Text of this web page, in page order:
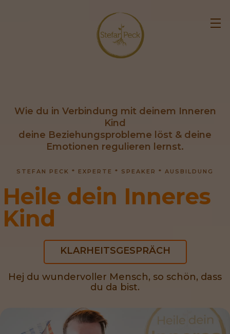
Wie du in Verbindung mit deinem Inneren
Kind
deine Beziehungsprobleme löst & deine
Emotionen regulieren lernst.
STEFAN PECK * EXPERTE * SPEAKER * AUSBILDUNG
Heile dein Inneres
KLARHEITSGESPRÄCH
Hej du wundervoller Mensch, so schön, dass
du da bist.